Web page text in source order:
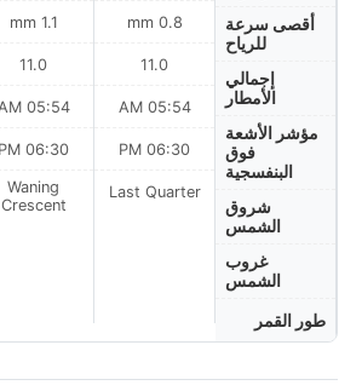
أقصى سرعة
للرياح
إجمالي
الأمطار
مؤشر الأشعة
فوق
البنفسجية
شروق
الشمس
غروب
الشمس
طور القمر
0.8 mm
11.0
05:54 AM
06:30 PM
Last Quarter
1.1 mm
11.0
05:54 AM
06:30 PM
Waning
Crescent